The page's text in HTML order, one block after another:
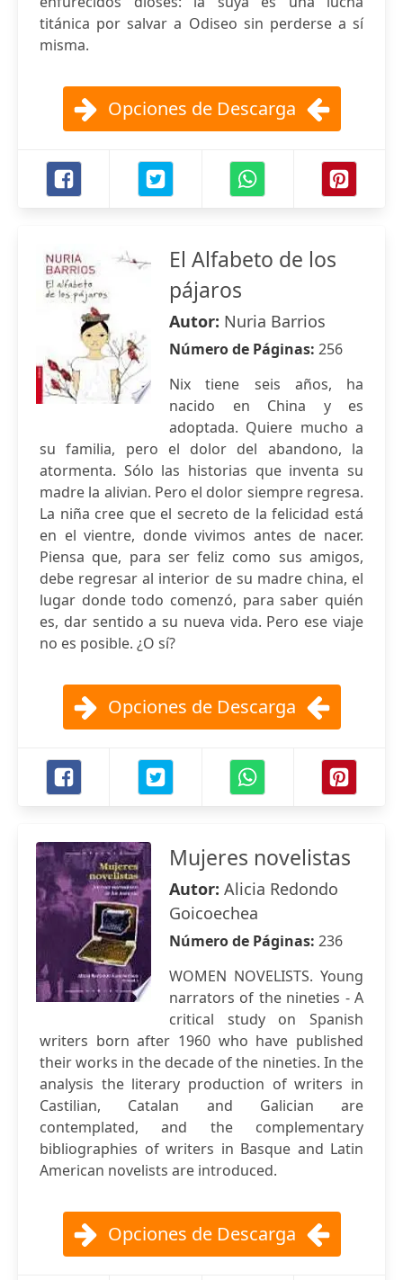
titánica por salvar a Odiseo sin perderse a sí
misma.
Opciones de Descarga
El Alfabeto de los
pájaros
Autor: Nuria Barrios
Número de Páginas: 256
Nix tiene seis años, ha
nacido en China y es
adoptada. Quiere mucho a
su familia, pero el dolor del abandono, la
atormenta. Sólo las historias que inventa su
madre la alivian. Pero el dolor siempre regresa.
La niña cree que el secreto de la felicidad está
en el vientre, donde vivimos antes de nacer.
Piensa que, para ser feliz como sus amigos,
debe regresar al interior de su madre china, el
lugar donde todo comenzó, para saber quién
es, dar sentido a su nueva vida. Pero ese viaje
no es posible. ¿O sí?
Opciones de Descarga
Mujeres novelistas
Autor: Alicia Redondo
Goicoechea
Número de Páginas: 236
WOMEN NOVELISTS. Young
narrators of the nineties - A
critical study on Spanish
writers born after 1960 who have published
their works in the decade of the nineties. In the
analysis the literary production of writers in
Castilian, Catalan and Galician are
contemplated, and the complementary
bibliographies of writers in Basque and Latin
American novelists are introduced.
Opciones de Descarga